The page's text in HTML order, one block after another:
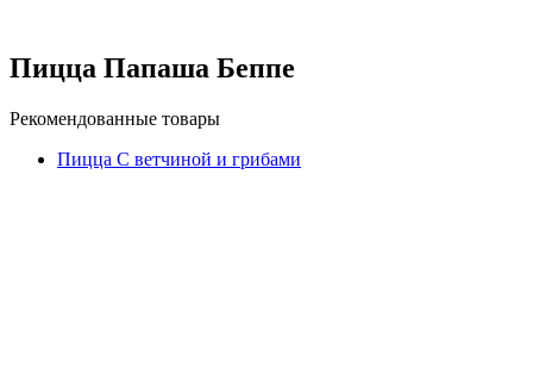
Пицца Папаша Беппе
Рекомендованные товары
Пицца С ветчиной и грибами